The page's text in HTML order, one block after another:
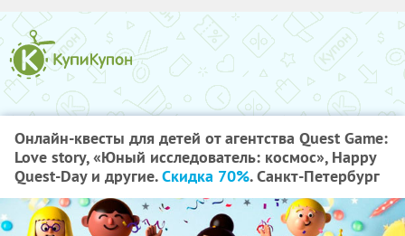
Онлайн-квесты для детей от агентства Quest Game:
Love story, «Юный исследователь: космос», Happy
Quest-Day и другие.Скидка 70%. Санкт-Петербург